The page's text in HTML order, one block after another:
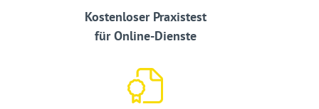
Kostenloser Praxistest
für Online-Dienste